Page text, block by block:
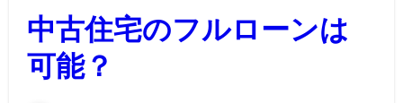
中古住宅のフルローンは
可能？